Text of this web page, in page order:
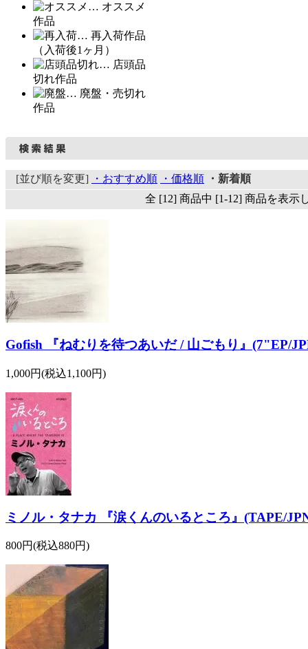
… オススメ
作品
… 再入荷作品
（入荷後1ヶ月）
… 店頭品
切れ作品
… 廃盤・売切れ
作品
[並び順を変更] ・おすすめ順 ・価格順
・新着順
全 [12] 商品中 [1-12] 商品を表示
Gofish 『ねむりを待つあいだ / 山ごもり』(7"EP/
1,000円(税込1,100円)
ミノル・タナカ 『涙くんのいるところ』(TAPE/
800円(税込880円)